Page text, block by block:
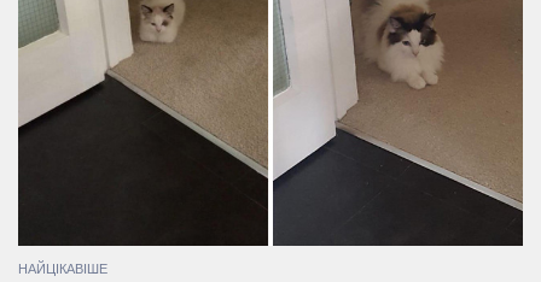
НАЙЦІКАВІШЕ